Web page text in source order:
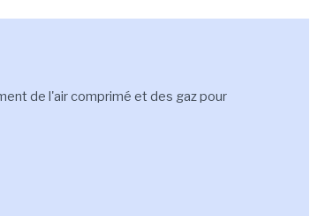
de l'air comprimé et des gaz pour